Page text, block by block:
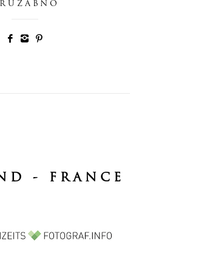
- FRANCE